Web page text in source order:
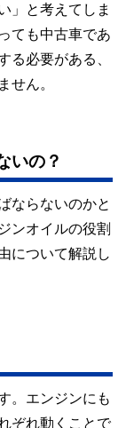
」と考えてしま
ても中古車であ
る必要がある、
せん。
いの？
ならないのかと
ンオイルの役割
について解説し
。エンジンにも
ぞれ動くことで